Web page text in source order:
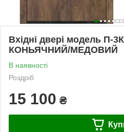
Вхідні двері модель П-
КОНЬЯЧНИЙ/МЕДОВИЙ
В наявності
Роздріб
15 100 ₴